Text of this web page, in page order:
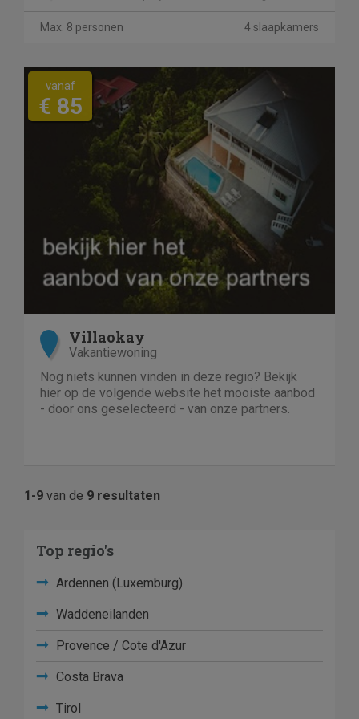
Max. 8 personen 4 slaapkamers
vanaf
€ 85
Villaokay
Vakantiewoning
Nog niets kunnen vinden in deze regio? Bekijk
hier op de volgende website het mooiste aanbod
- door ons geselecteerd - van onze partners.
1-9 van de 9 resultaten
Top regio's
Ardennen (Luxemburg)
Waddeneilanden
Provence / Cote d'Azur
Costa Brava
Tirol